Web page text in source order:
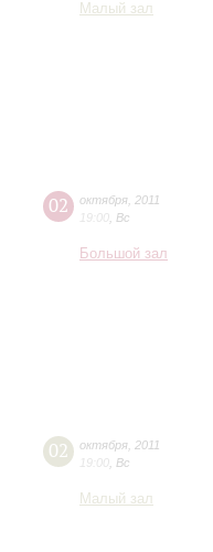
Малый зал
02 октября 2011
19:00 Вс
Большой зал
02 октября 2011
19:00 Вс
Малый зал